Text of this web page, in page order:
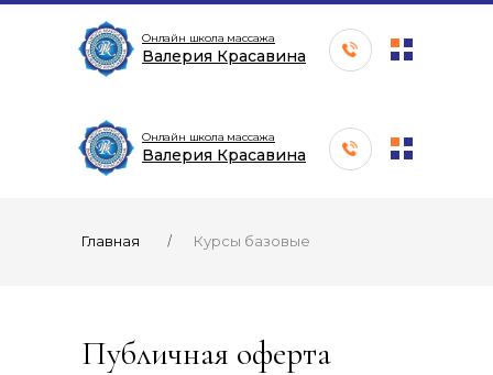
Онлайн школа массажа
Валерия Красавина
Онлайн школа массажа
Валерия Красавина
/ Курсы базовые
Главная
Публичная оферта